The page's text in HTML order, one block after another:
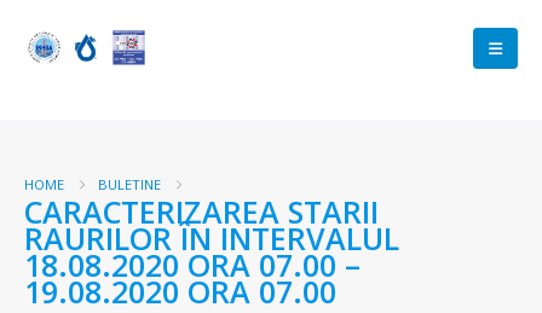
HOME BULETINE
CARACTERIZAREA STARII
RAURILOR ÎN INTERVALUL
18.08.2020 ORA 07.00 –
19.08.2020 ORA 07.00